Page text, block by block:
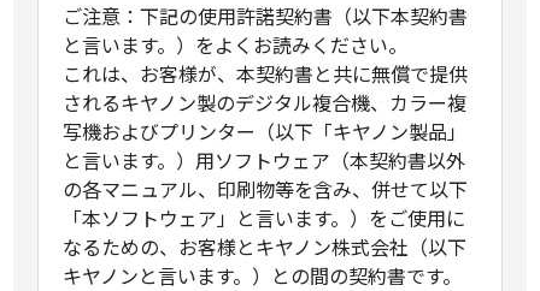
ご注意：下記の使用許諾契約書（以下本契約書
と言います。）をよくお読みください。
これは、お客様が、本契約書と共に無償で提供
されるキヤノン製のデジタル複合機、カラー複
写機およびプリンター（以下「キヤノン製品」
と言います。）用ソフトウェア（本契約書以外
の各マニュアル、印刷物等を含み、併せて以下
「本ソフトウェア」と言います。）をご使用に
なるための、お客様とキヤノン株式会社（以下
キヤノンと言います。）との間の契約書です。